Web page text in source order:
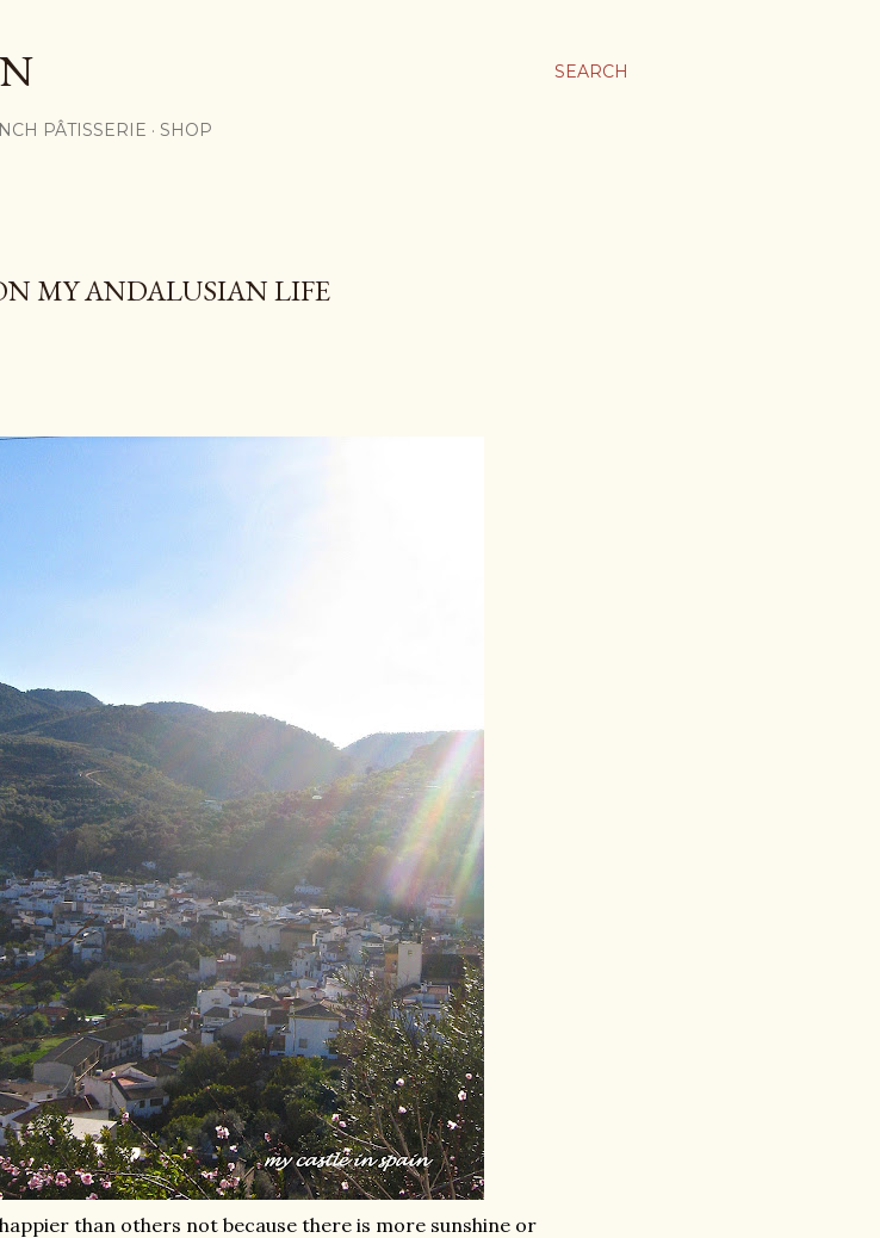
SEARCH
PÂTISSERIE SHOP
MY ANDALUSIAN LIFE
than others not because there is more sunshine or